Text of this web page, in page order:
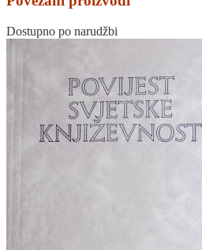
Dostupno po narudžbi